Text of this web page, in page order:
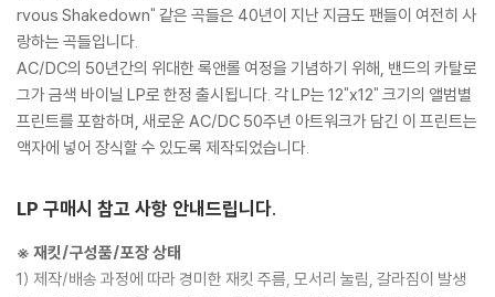
rvous Shakedown" 같은 곡들은 40년이 지난 지금도 팬들이 여전히 사
랑하는 곡들입니다.
AC/DC의 50년간의 위대한 록앤롤 여정을 기념하기 위해, 밴드의 카탈로
그가 금색 바이닐 LP로 한정 출시됩니다. 각 LP는 12"x12" 크기의 앨범별
프린트를 포함하며, 새로운 AC/DC 50주년 아트워크가 담긴 이 프린트는
액자에 넣어 장식할 수 있도록 제작되었습니다.
LP 구매시 참고 사항 안내드립니다.
※ 재킷/구성품/포장 상태
1) 제작/배송 과정에 따라 경미한 재킷 주름, 모서리 눌림, 갈라짐이 발생